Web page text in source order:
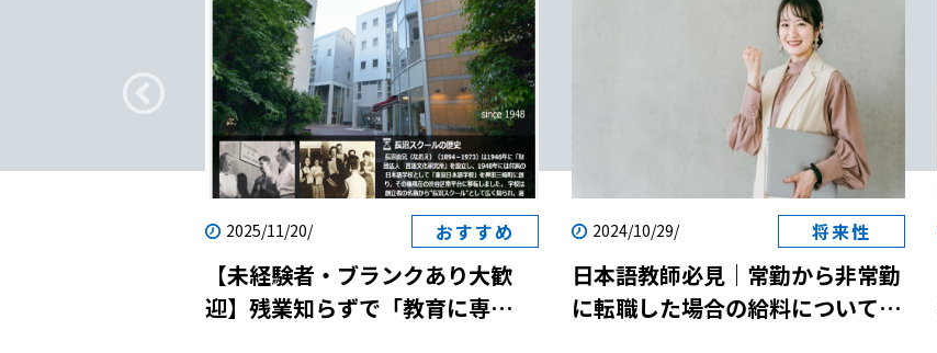
2025/11/20/ おすすめ
【未経験者・ブランクあり大歓
迎】残業知らずで「教育に専
2024/10/29/ 将来性
日本語教師必見｜常勤から非常勤
に転職した場合の給料について解